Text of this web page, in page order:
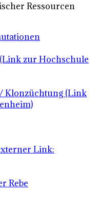
Ressourcen
zur Hochschule
Klonzüchtung (Link
Link:
Rebe